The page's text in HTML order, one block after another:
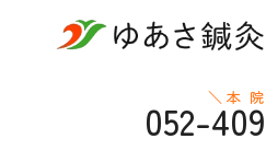
ゆあさ鍼灸接骨院について
＼ 本
052-